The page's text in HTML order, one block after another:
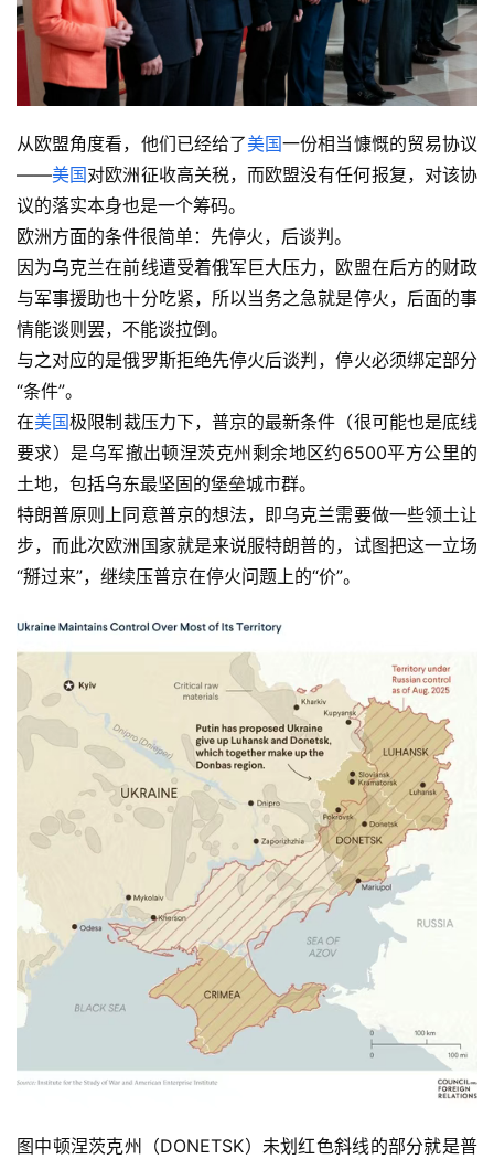
从欧盟角度看，他们已经给了美国一份相当慷慨的贸易协议
——美国对欧洲征收高关税，而欧盟没有任何报复，对该协
议的落实本身也是一个筹码。
欧洲方面的条件很简单：先停火，后谈判。
因为乌克兰在前线遭受着俄军巨大压力，欧盟在后方的财政
与军事援助也十分吃紧，所以当务之急就是停火，后面的事
情能谈则罢，不能谈拉倒。
与之对应的是俄罗斯拒绝先停火后谈判，停火必须绑定部分
“条件”。
在美国极限制裁压力下，普京的最新条件（很可能也是底线
要求）是乌军撤出顿涅茨克州剩余地区约6500平方公里的
土地，包括乌东最坚固的堡垒城市群。
特朗普原则上同意普京的想法，即乌克兰需要做一些领土让
步，而此次欧洲国家就是来说服特朗普的，试图把这一立场
“掰过来”，继续压普京在停火问题上的“价”。
图中顿涅茨克州（DONETSK）未划红色斜线的部分就是普